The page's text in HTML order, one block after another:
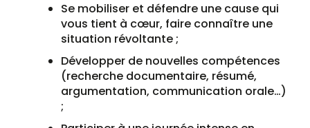
Se mobiliser et défendre une cause qui
vous tient à cœur, faire connaître une
situation révoltante ;
Développer de nouvelles compétences
(recherche documentaire, résumé,
argumentation, communication orale…)
;